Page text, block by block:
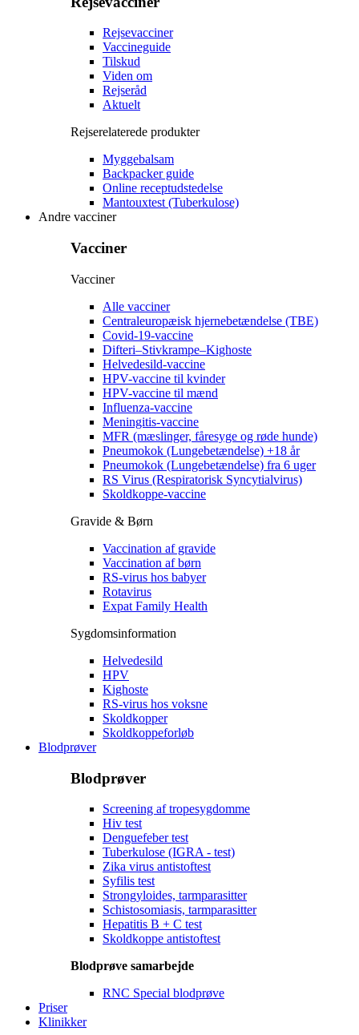
Rejsevacciner
Vaccineguide
Tilskud
Viden om
Rejseråd
Aktuelt
Rejserelaterede produkter
Myggebalsam
Backpacker guide
Online receptudstedelse
Mantouxtest (Tuberkulose)
Andre vacciner
Vacciner
Vacciner
Alle vacciner
Centraleuropæisk hjernebetændelse (TBE)
Covid-19-vaccine
Difteri–Stivkrampe–Kighoste
Helvedesild-vaccine
HPV-vaccine til kvinder
HPV-vaccine til mænd
Influenza-vaccine
Meningitis-vaccine
MFR (mæslinger, fåresyge og røde hunde)
Pneumokok (Lungebetændelse) +18 år
Pneumokok (Lungebetændelse) fra 6 uger
RS Virus (Respiratorisk Syncytialvirus)
Skoldkoppe-vaccine
Gravide & Børn
Vaccination af gravide
Vaccination af børn
RS-virus hos babyer
Rotavirus
Expat Family Health
Sygdomsinformation
Helvedesild
HPV
Kighoste
RS-virus hos voksne
Skoldkopper
Skoldkoppeforløb
Blodprøver
Blodprøver
Screening af tropesygdomme
Hiv test
Denguefeber test
Tuberkulose (IGRA - test)
Zika virus antistoftest
Syfilis test
Strongyloides, tarmparasitter
Schistosomiasis, tarmparasitter
Hepatitis B + C test
Skoldkoppe antistoftest
Blodprøve samarbejde
RNC Special blodprøve
Priser
Klinikker